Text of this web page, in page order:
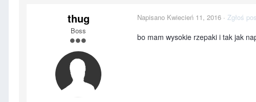
thug
Boss
Napisano Kwiecień 11, 2016 · Zgłoś
bo mam wysokie rzepaki i tak jak